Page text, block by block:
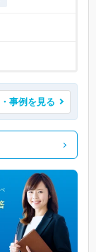
事例を見る